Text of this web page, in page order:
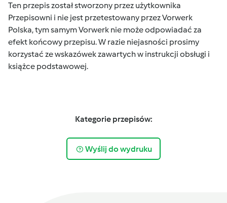
Ten przepis został stworzony przez użytkownika
Przepisowni i nie jest przetestowany przez Vorwerk
Polska, tym samym Vorwerk nie może odpowiadać za
efekt końcowy przepisu. W razie niejasności prosimy
korzystać ze wskazówek zawartych w instrukcji obsługi i
książce podstawowej.
Kategorie przepisów:
Wyślij do wydruku